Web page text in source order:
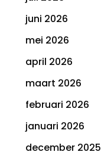
juni 2026
mei 2026
april 2026
maart 2026
februari 2026
januari 2026
december 2025